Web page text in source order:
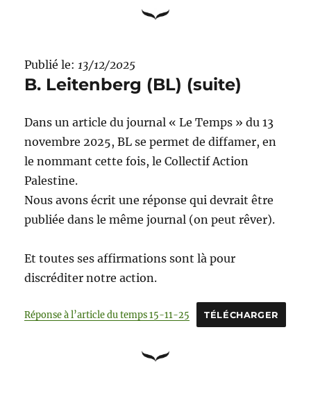
Publié le:13/12/2025
B. Leitenberg (BL) (suite)
Dans un article du journal « Le Temps » du 13
novembre 2025, BL se permet de diffamer, en
le nommant cette fois, le Collectif Action
Palestine.
Nous avons écrit une réponse qui devrait être
publiée dans le même journal (on peut rêver).
Et toutes ses affirmations sont là pour
discréditer notre action.
Réponse à l’article du temps 15-11-25 TÉLÉCHARGER